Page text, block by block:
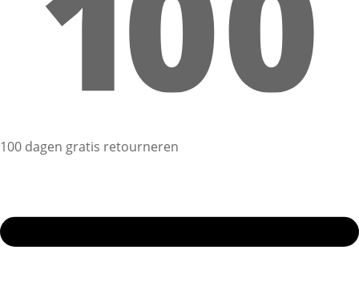
100 dagen gratis retourneren